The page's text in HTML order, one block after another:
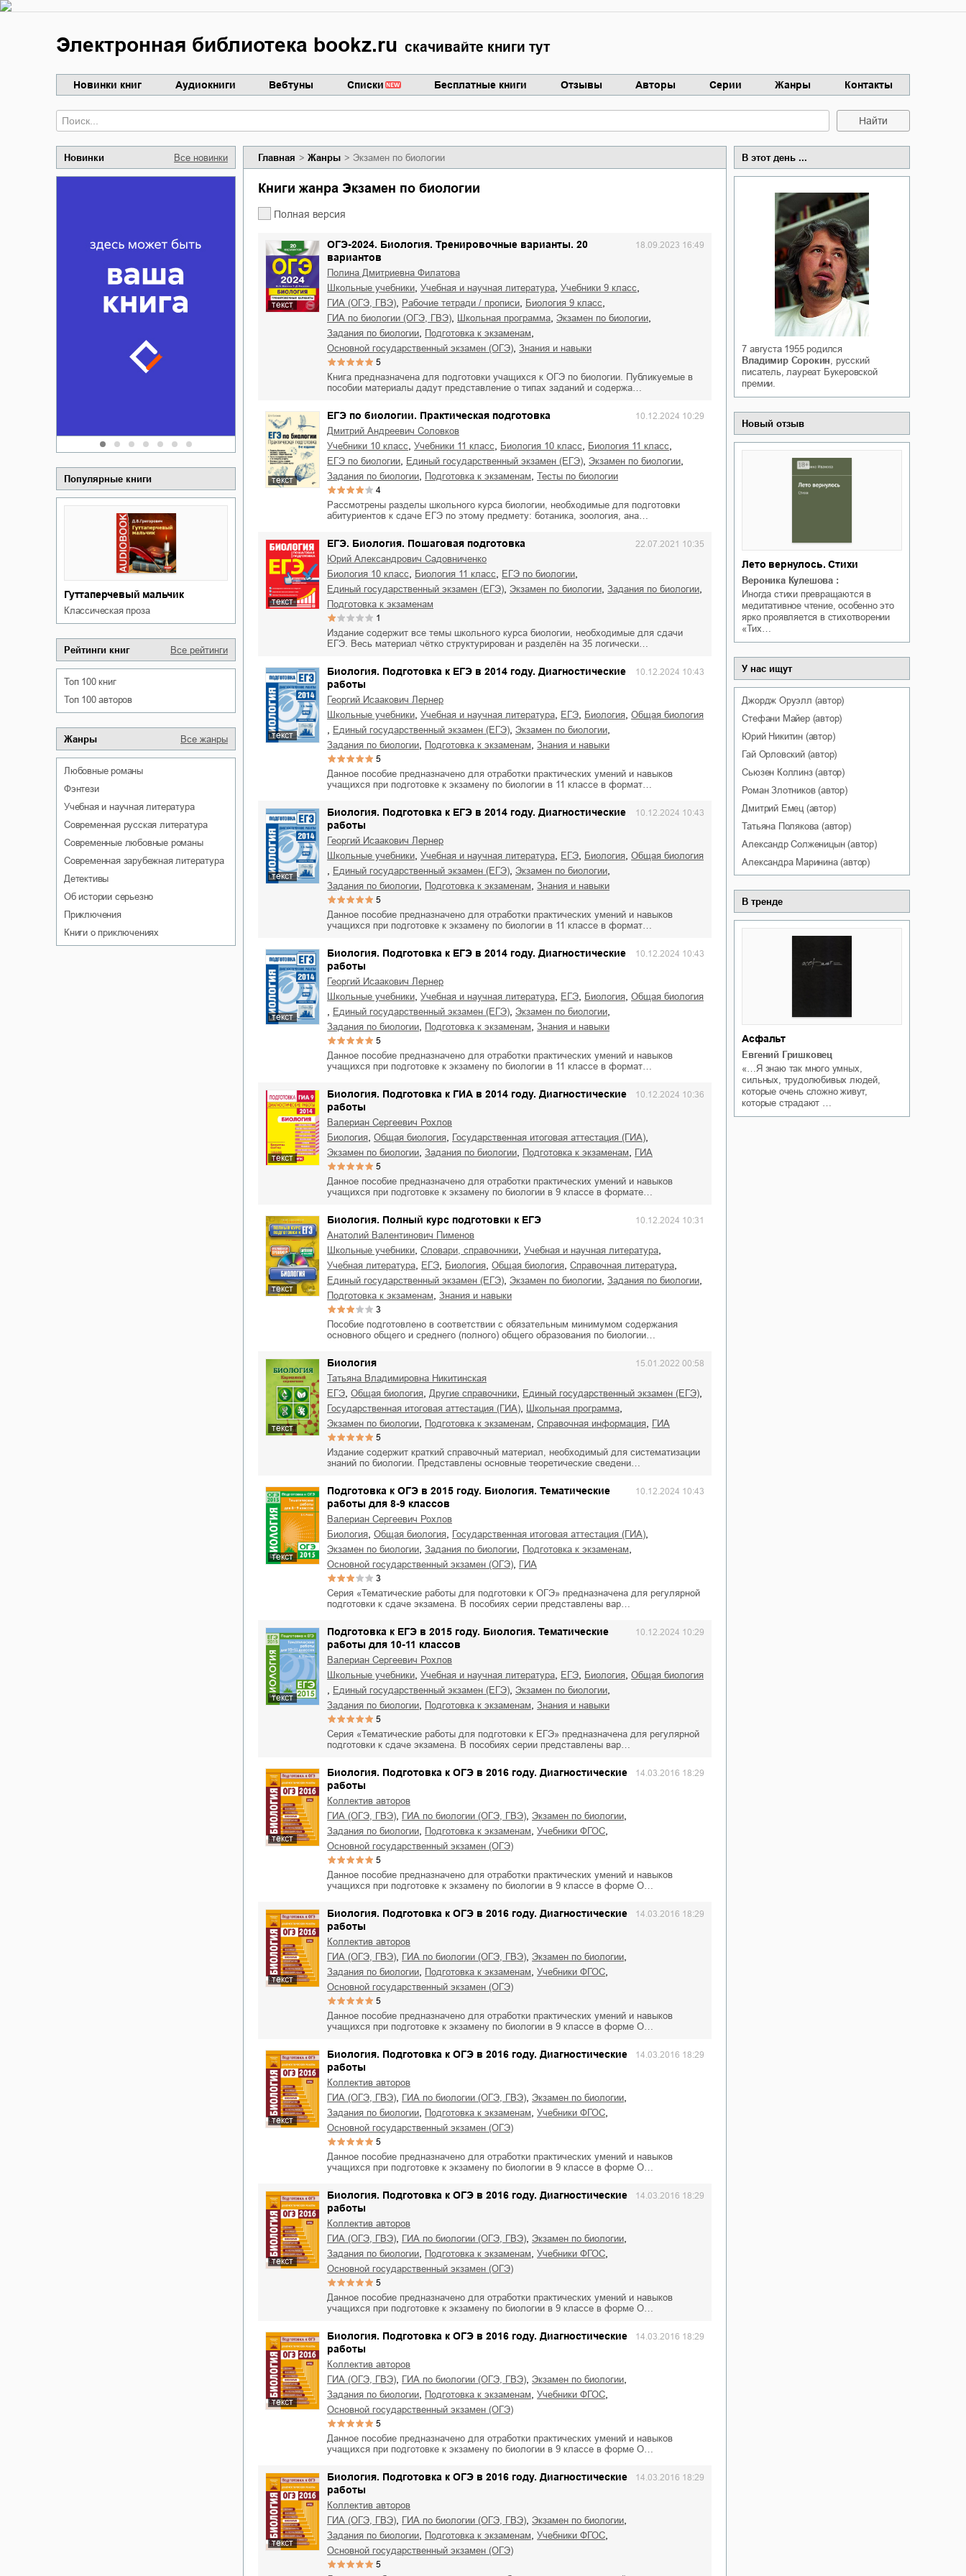
Электронная библиотека bookz.ru скачивайте книги тут
Новинки книг Аудиокниги Вебтуны Списки Бесплатные книги Отзывы Авторы Серии Жанры Контакты
Найти
Новинки Все новинки
Забытая земля Новоросии:
о судьбе Кировоградской
области
Сергей Николаевич Сидоренко
Забытая земля Новоросии:
о судьбе Кировоградской
области
Сергей Николаевич Сидоренко
Белая ворона на факультете
Оксана Гринберга
Популярные книги
Гуттаперчевый мальчик
классическая проза
Рейтинги книг Все рейтинги
Топ 100 книг
Топ 100 авторов
Жанры Все жанры
любовные романы
фэнтези
учебная и научная литература
современная русская литература
современные любовные романы
современная зарубежная литература
детективы
об истории серьезно
приключения
книги о приключениях
Главная Жанры Экзамен по биологии
Книги жанра Экзамен по биологии
Полная версия
текст
ОГЭ-2024. Биология. Тренировочные варианты. 20
вариантов
18.09.2023 16:49
Полина Дмитриевна Филатова
школьные учебники
учебная и научная литература учебники 9 класс
ГИА (ОГЭ, ГВЭ) рабочие тетради / прописи биология 9 класс
ГИА по биологии (ОГЭ, ГВЭ) школьная программа экзамен по биологии
задания по биологии подготовка к экзаменам
основной государственный экзамен (ОГЭ) знания и навыки
5
Книга предназначена для подготовки учащихся к ОГЭ по биологии. Публикуемые в
пособии материалы дадут представление о типах заданий и содержа…
текст
ЕГЭ по биологии. Практическая подготовка 10.12.2024 10:29
Дмитрий Андреевич Соловков
учебники 10 класс
учебники 11 класс биология 10 класс биология 11 класс
ЕГЭ по биологии единый государственный экзамен (ЕГЭ) экзамен по биологии
задания по биологии подготовка к экзаменам тесты по биологии
4
Рассмотрены разделы школьного курса биологии, необходимые для подготовки
абитуриентов к сдаче ЕГЭ по этому предмету: ботаника, зоология, ана…
текст
ЕГЭ. Биология. Пошаговая подготовка 22.07.2021 10:35
Юрий Александрович Садовниченко
биология 10 класс
биология 11 класс ЕГЭ по биологии
единый государственный экзамен (ЕГЭ) экзамен по биологии задания по биологии
подготовка к экзаменам
1
Издание содержит все темы школьного курса биологии, необходимые для сдачи
ЕГЭ. Весь материал чётко структурирован и разделён на 35 логически…
текст
Биология. Подготовка к ЕГЭ в 2014 году. Диагностические
работы
10.12.2024 10:43
Георгий Исаакович Лернер
школьные учебники
учебная и научная литература ЕГЭ биология общая биология
единый государственный экзамен (ЕГЭ) экзамен по биологии
задания по биологии подготовка к экзаменам знания и навыки
5
Данное пособие предназначено для отработки практических умений и навыков
учащихся при подготовке к экзамену по биологии в 11 классе в формат…
текст
Биология. Подготовка к ЕГЭ в 2014 году. Диагностические
работы
10.12.2024 10:43
Георгий Исаакович Лернер
школьные учебники
учебная и научная литература ЕГЭ биология общая биология
единый государственный экзамен (ЕГЭ) экзамен по биологии
задания по биологии подготовка к экзаменам знания и навыки
5
Данное пособие предназначено для отработки практических умений и навыков
учащихся при подготовке к экзамену по биологии в 11 классе в формат…
текст
Биология. Подготовка к ЕГЭ в 2014 году. Диагностические
работы
10.12.2024 10:43
Георгий Исаакович Лернер
школьные учебники
учебная и научная литература ЕГЭ биология общая биология
единый государственный экзамен (ЕГЭ) экзамен по биологии
задания по биологии подготовка к экзаменам знания и навыки
5
Данное пособие предназначено для отработки практических умений и навыков
учащихся при подготовке к экзамену по биологии в 11 классе в формат…
текст
Биология. Подготовка к ГИА в 2014 году. Диагностические
работы
10.12.2024 10:36
Валериан Сергеевич Рохлов
биология
общая биология государственная итоговая аттестация (ГИА)
экзамен по биологии задания по биологии подготовка к экзаменам ГИА
5
Данное пособие предназначено для отработки практических умений и навыков
учащихся при подготовке к экзамену по биологии в 9 классе в формате…
текст
Биология. Полный курс подготовки к ЕГЭ 10.12.2024 10:31
Анатолий Валентинович Пименов
школьные учебники
словари, справочники учебная и научная литература
учебная литература ЕГЭ биология общая биология справочная литература
единый государственный экзамен (ЕГЭ) экзамен по биологии задания по биологии
подготовка к экзаменам знания и навыки
3
Пособие подготовлено в соответствии с обязательным минимумом содержания
основного общего и среднего (полного) общего образования по биологии…
текст
Биология 15.01.2022 00:58
Татьяна Владимировна Никитинская
ЕГЭ
общая биология другие справочники единый государственный экзамен (ЕГЭ)
государственная итоговая аттестация (ГИА) школьная программа
экзамен по биологии подготовка к экзаменам справочная информация ГИА
5
Издание содержит краткий справочный материал, необходимый для систематизации
знаний по биологии. Представлены основные теоретические сведени…
текст
Подготовка к ОГЭ в 2015 году. Биология. Тематические
работы для 8-9 классов
10.12.2024 10:43
Валериан Сергеевич Рохлов
биология
общая биология государственная итоговая аттестация (ГИА)
экзамен по биологии задания по биологии подготовка к экзаменам
основной государственный экзамен (ОГЭ) ГИА
3
Серия «Тематические работы для подготовки к ОГЭ» предназначена для регулярной
подготовки к сдаче экзамена. В пособиях серии представлены вар…
текст
Подготовка к ЕГЭ в 2015 году. Биология. Тематические
работы для 10-11 классов
10.12.2024 10:29
Валериан Сергеевич Рохлов
школьные учебники
учебная и научная литература ЕГЭ биология общая биология
единый государственный экзамен (ЕГЭ) экзамен по биологии
задания по биологии подготовка к экзаменам знания и навыки
5
Серия «Тематические работы для подготовки к ЕГЭ» предназначена для регулярной
подготовки к сдаче экзамена. В пособиях серии представлены вар…
текст
Биология. Подготовка к ОГЭ в 2016 году. Диагностические
работы
14.03.2016 18:29
Коллектив авторов
ГИА (ОГЭ, ГВЭ)
ГИА по биологии (ОГЭ, ГВЭ) экзамен по биологии
задания по биологии подготовка к экзаменам учебники ФГОС
основной государственный экзамен (ОГЭ)
5
Данное пособие предназначено для отработки практических умений и навыков
учащихся при подготовке к экзамену по биологии в 9 классе в форме О…
текст
Биология. Подготовка к ОГЭ в 2016 году. Диагностические
работы
14.03.2016 18:29
Коллектив авторов
ГИА (ОГЭ, ГВЭ)
ГИА по биологии (ОГЭ, ГВЭ) экзамен по биологии
задания по биологии подготовка к экзаменам учебники ФГОС
основной государственный экзамен (ОГЭ)
5
Данное пособие предназначено для отработки практических умений и навыков
учащихся при подготовке к экзамену по биологии в 9 классе в форме О…
текст
Биология. Подготовка к ОГЭ в 2016 году. Диагностические
работы
14.03.2016 18:29
Коллектив авторов
ГИА (ОГЭ, ГВЭ)
ГИА по биологии (ОГЭ, ГВЭ) экзамен по биологии
задания по биологии подготовка к экзаменам учебники ФГОС
основной государственный экзамен (ОГЭ)
5
Данное пособие предназначено для отработки практических умений и навыков
учащихся при подготовке к экзамену по биологии в 9 классе в форме О…
текст
Биология. Подготовка к ОГЭ в 2016 году. Диагностические
работы
14.03.2016 18:29
Коллектив авторов
ГИА (ОГЭ, ГВЭ)
ГИА по биологии (ОГЭ, ГВЭ) экзамен по биологии
задания по биологии подготовка к экзаменам учебники ФГОС
основной государственный экзамен (ОГЭ)
5
Данное пособие предназначено для отработки практических умений и навыков
учащихся при подготовке к экзамену по биологии в 9 классе в форме О…
текст
Биология. Подготовка к ОГЭ в 2016 году. Диагностические
работы
14.03.2016 18:29
Коллектив авторов
ГИА (ОГЭ, ГВЭ)
ГИА по биологии (ОГЭ, ГВЭ) экзамен по биологии
задания по биологии подготовка к экзаменам учебники ФГОС
основной государственный экзамен (ОГЭ)
5
Данное пособие предназначено для отработки практических умений и навыков
учащихся при подготовке к экзамену по биологии в 9 классе в форме О…
текст
Биология. Подготовка к ОГЭ в 2016 году. Диагностические
работы
14.03.2016 18:29
Коллектив авторов
ГИА (ОГЭ, ГВЭ)
ГИА по биологии (ОГЭ, ГВЭ) экзамен по биологии
задания по биологии подготовка к экзаменам учебники ФГОС
основной государственный экзамен (ОГЭ)
5
В этот день ...
7 августа 1955 родился
Владимир Сорокин, русский
писатель, лауреат Букеровской
премии.
Новый отзыв
Лето вернулось. Стихи
Вероника Кулешова :
Иногда стихи превращаются в
медитативное чтение, особенно это
ярко проявляется в стихотворении
«Тих…
У нас ищут
Джордж Оруэлл (автор)
Стефани Майер(автор)
Юрий Никитин(автор)
Гай Орловский(автор)
Сьюзен Коллинз(автор)
Роман Злотников(автор)
Дмитрий Емец(автор)
Татьяна Полякова (автор)
Александр Солженицын(автор)
Александра Маринина(автор)
В тренде
Асфальт
Евгений Гришковец
«…Я знаю так много умных,
сильных, трудолюбивых людей,
которые очень сложно живут,
которые страдают …